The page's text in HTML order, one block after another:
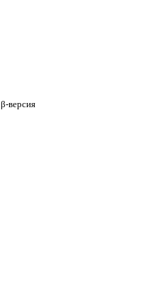
β-версия